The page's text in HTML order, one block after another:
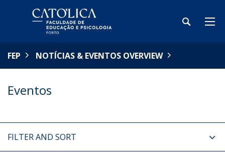
FEP NOTÍCIAS & EVENTOS OVERVIEW
Eventos
FILTER AND SORT